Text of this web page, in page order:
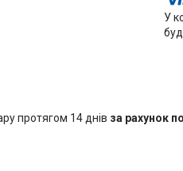
У
протягом 14 днів за рахунок